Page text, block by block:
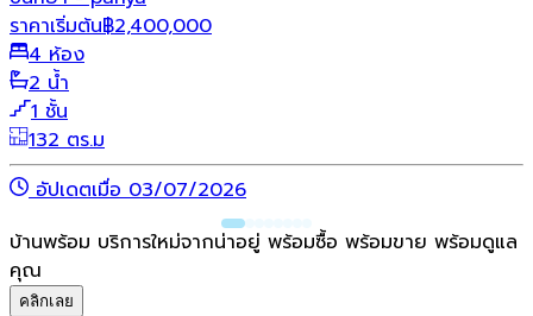
ราคาเริ่มต้น฿2,400,000
4 ห้อง
2 น้ำ
1 ชั้น
132 ตร.ม
อัปเดตเมื่อ 03/07/2026
บ้านพร้อม บริการใหม่จากน่าอยู่ พร้อมซื้อ พร้อมขาย พร้อมดูแล
คุณ
คลิกเลย